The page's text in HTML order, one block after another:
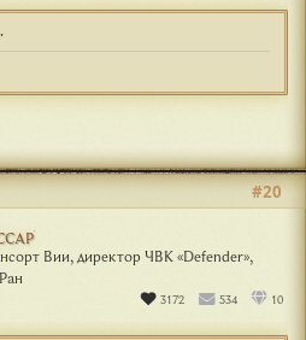
Вии, директор ЧВК «Defender»,
3172 534 10
#20